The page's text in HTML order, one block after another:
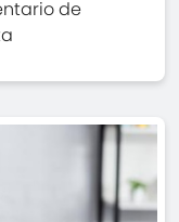
de